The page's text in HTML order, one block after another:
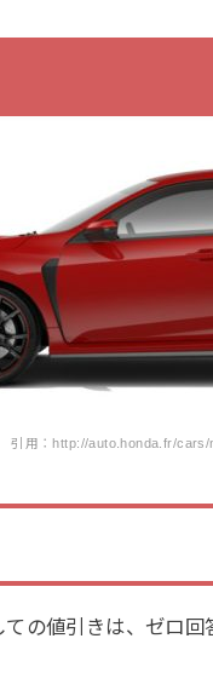
引用：http://auto.honda.fr/
ての値引きは、ゼロ